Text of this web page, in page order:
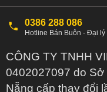
0386 288 086
Hotline Bán Buôn - Đại lý
CÔNG TY TNHH
0402027097 do Sở
Nẵng cấp thay đổi